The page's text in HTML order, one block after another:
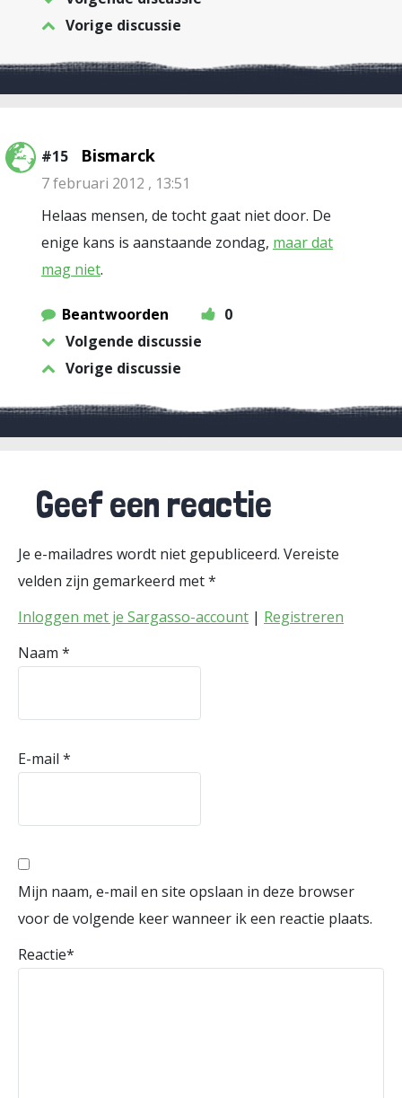
Vorige discussie
#15 Bismarck
7 februari 2012 , 13:51
Helaas mensen, de tocht gaat niet door. De
enige kans is aanstaande zondag, maar dat
mag niet.
Beantwoorden
0
Volgende discussie
Vorige discussie
Geef een reactie
Je e-mailadres wordt niet gepubliceerd. Vereiste
velden zijn gemarkeerd met*
Inloggen met je Sargasso-account | Registreren
Naam *
E-mail *
Mijn naam, e-mail en site opslaan in deze browser
voor de volgende keer wanneer ik een reactie plaats.
Reactie*